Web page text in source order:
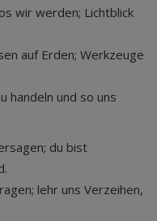
wir werden; Lichtblick
auf Erden; Werkzeuge
handeln und so uns
du bist
lehr uns Verzeihen,